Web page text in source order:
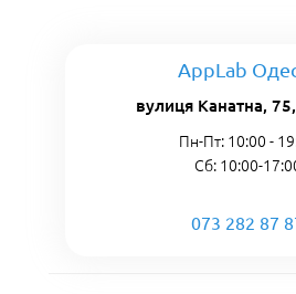
AppLab
вулиця Канатна,
Пн-Пт: 10:00 -
Сб: 10:00-
073 282 87